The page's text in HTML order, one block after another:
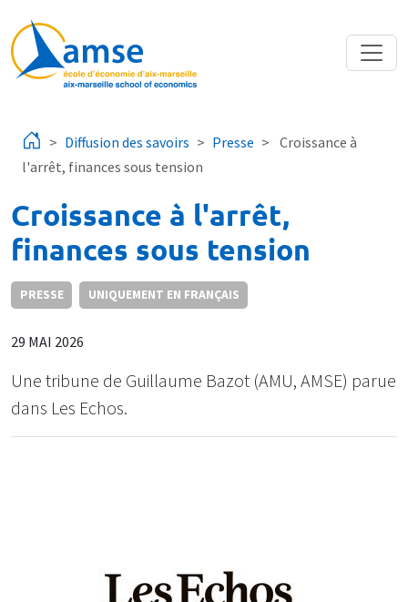
Diffusion des savoirs Presse
Croissance à
l'arrêt, finances sous tension
Croissance à l'arrêt,
finances sous tension
PRESSE UNIQUEMENT EN FRANÇAIS
29 MAI 2026
Une tribune de Guillaume Bazot (AMU, AMSE) parue
dans Les Echos.